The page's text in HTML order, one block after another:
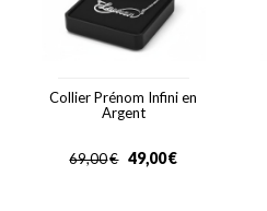
Collier Prénom Infini en
Argent
€
69,00 €
49,00